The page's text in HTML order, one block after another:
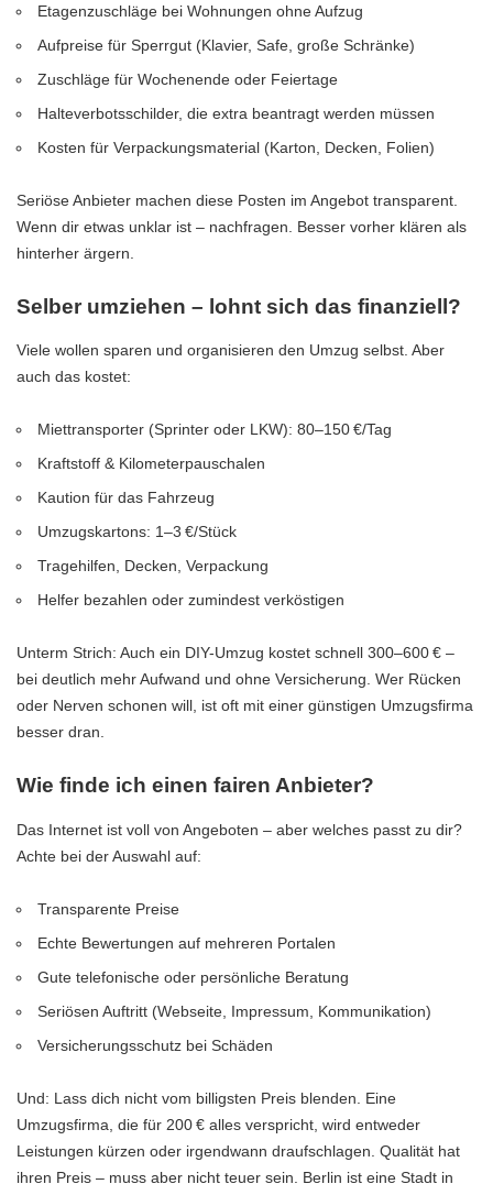
Etagenzuschläge bei Wohnungen ohne Aufzug
Aufpreise für Sperrgut (Klavier, Safe, große Schränke)
Zuschläge für Wochenende oder Feiertage
Halteverbotsschilder, die extra beantragt werden müssen
Kosten für Verpackungsmaterial (Karton, Decken, Folien)
Seriöse Anbieter machen diese Posten im Angebot transparent.
Wenn dir etwas unklar ist – nachfragen. Besser vorher klären als
hinterher ärgern.
Selber umziehen – lohnt sich das finanziell?
Viele wollen sparen und organisieren den Umzug selbst. Aber
auch das kostet:
Miettransporter (Sprinter oder LKW): 80–150 €/Tag
Kraftstoff & Kilometerpauschalen
Kaution für das Fahrzeug
Umzugskartons: 1–3 €/Stück
Tragehilfen, Decken, Verpackung
Helfer bezahlen oder zumindest verköstigen
Unterm Strich: Auch ein DIY-Umzug kostet schnell 300–600 € –
bei deutlich mehr Aufwand und ohne Versicherung. Wer Rücken
oder Nerven schonen will, ist oft mit einer günstigen Umzugsfirma
besser dran.
Wie finde ich einen fairen Anbieter?
Das Internet ist voll von Angeboten – aber welches passt zu dir?
Achte bei der Auswahl auf:
Transparente Preise
Echte Bewertungen auf mehreren Portalen
Gute telefonische oder persönliche Beratung
Seriösen Auftritt (Webseite, Impressum, Kommunikation)
Versicherungsschutz bei Schäden
Und: Lass dich nicht vom billigsten Preis blenden. Eine
Umzugsfirma, die für 200 € alles verspricht, wird entweder
Leistungen kürzen oder irgendwann draufschlagen. Qualität hat
ihren Preis – muss aber nicht teuer sein. Berlin ist eine Stadt in